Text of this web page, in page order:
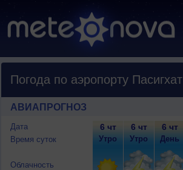
Погода по аэропорту Пасигхат
АВИАПРОГНОЗ
Дата
Время суток
Облачность
6 чт
Утро
6 чт
Утро
6 чт
День